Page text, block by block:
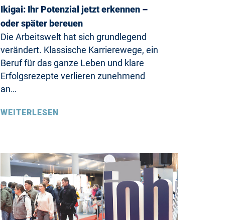
Ikigai: Ihr Potenzial jetzt erkennen –
oder später bereuen
Die Arbeitswelt hat sich grundlegend
verändert. Klassische Karrierewege, ein
Beruf für das ganze Leben und klare
Erfolgsrezepte verlieren zunehmend
an…
WEITERLESEN